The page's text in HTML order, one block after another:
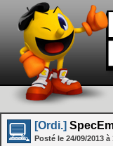
[Ordi.]
Posté le 24/09/2013 à